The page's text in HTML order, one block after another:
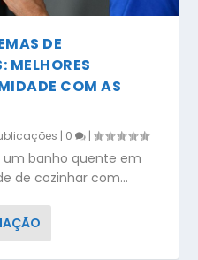
DE
MELHORES
COM AS
| 0 |
banho quente em
de cozinhar com...